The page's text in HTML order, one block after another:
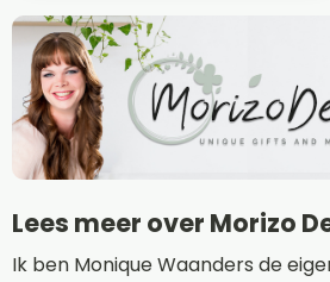
Lees meer over Morizo
Ik ben Monique Waanders de